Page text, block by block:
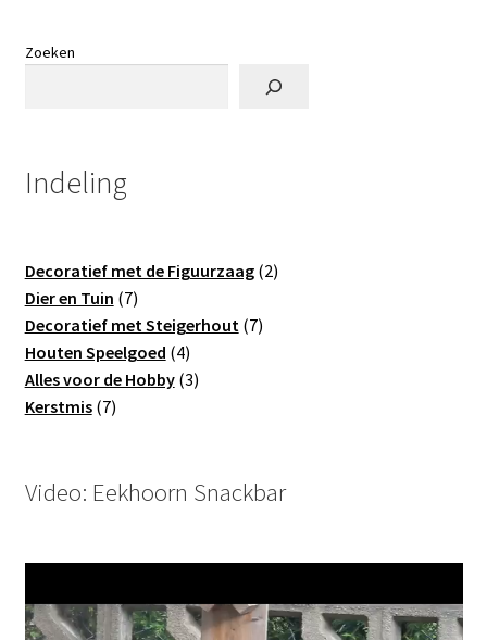
Zoeken
Indeling
Decoratief met de Figuurzaag 22
Dier en Tuin 77
producten
Decoratief met Steigerhout 77
Houten Speelgoed 44
producten
Alles voor de Hobby 33
Kerstmis 77
Video: Eekhoorn Snackbar